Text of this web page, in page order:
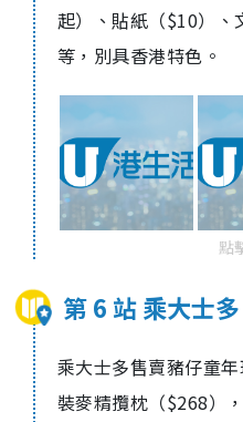
起）、貼紙（$10）、
等，別具香港特色。
點
第 6 站 乘大士多
乘大士多售賣豬仔童
裝麥精攬枕（$268）